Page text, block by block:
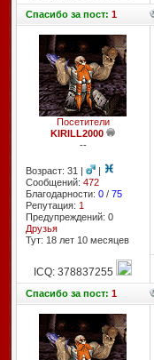
Спасибоза пост: 1
Посетители
KIRILL2000
--
Возраст: 31 |
|
Сообщений: 472
Благодарности: 0/ 75
Репутация: 1
Предупреждений: 0
Друзья
Тут: 18 лет 10 месяцев
ICQ: 378837255
Спасибоза пост: 1